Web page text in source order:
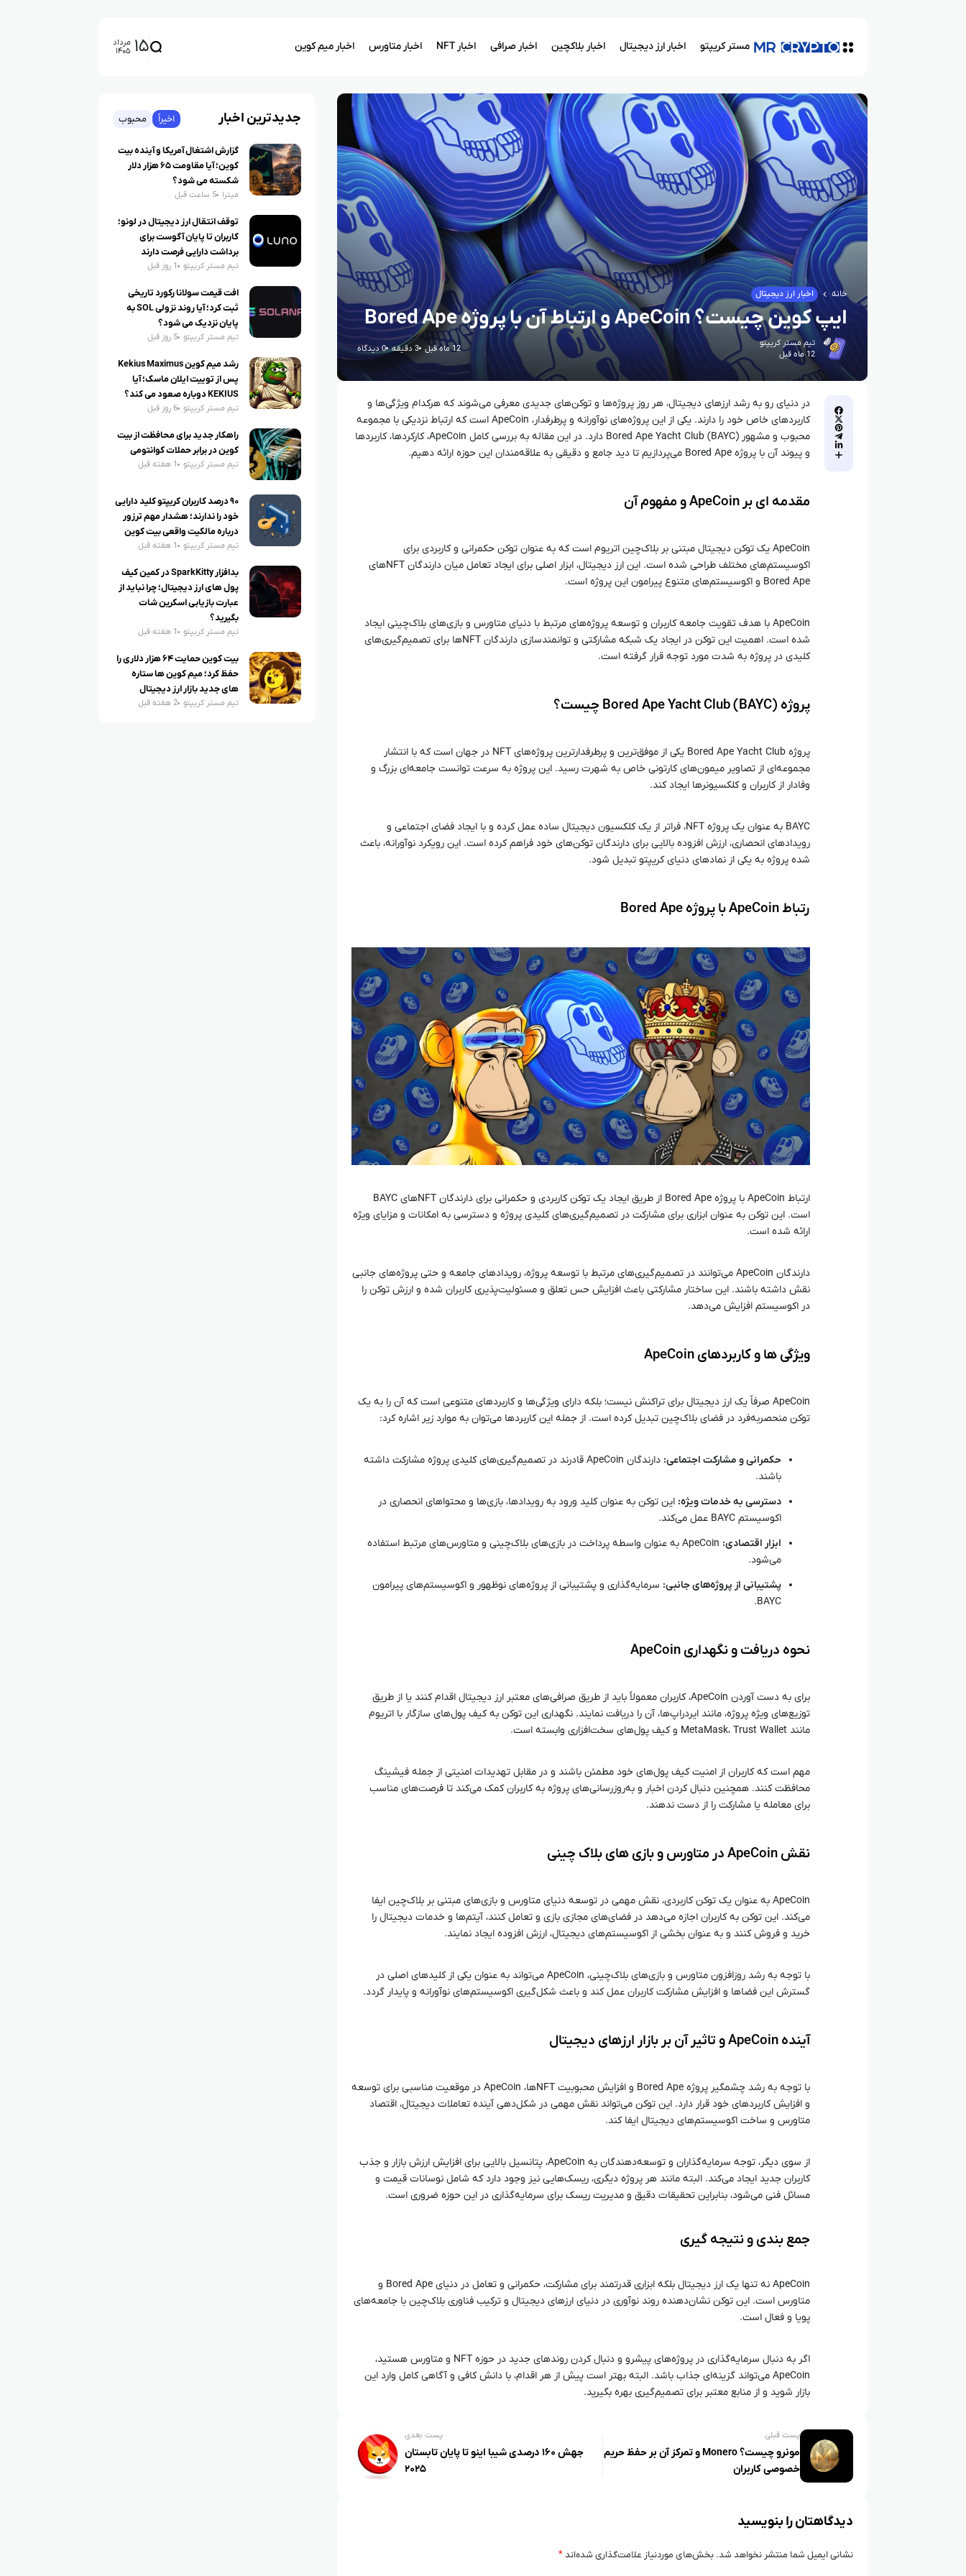
مستر کریپتو اخبار ارز دیجیتال اخبار بلاکچین اخبار صرافی اخبار NFT اخبار متاورس اخبار میم کوین ۱۵ مرداد
۱۴۰۵
خانه اخبار ارز دیجیتال
ایپ کوین چیست؟ ApeCoin و ارتباط آن با پروژه Bored Ape
تیم مستر کریپتو
12 ماه قبل
12 ماه قبل 3 دقیقه 0 دیدگاه
در دنیای رو به رشد ارزهای دیجیتال، هر روز پروژه‌ها و توکن‌های جدیدی معرفی می‌شوند که هرکدام ویژگی‌ها و
کاربردهای خاص خود را دارند. یکی از این پروژه‌های نوآورانه و پرطرفدار، ApeCoin است که ارتباط نزدیکی با مجموعه
محبوب و مشهور Bored Ape Yacht Club (BAYC) دارد. در این مقاله به بررسی کامل ApeCoin، کارکردها، کاربردها
و پیوند آن با پروژه Bored Ape می‌پردازیم تا دید جامع و دقیقی به علاقه‌مندان این حوزه ارائه دهیم.
مقدمه‌ ای بر ApeCoin و مفهوم آن
ApeCoin یک توکن دیجیتال مبتنی بر بلاک‌چین اتریوم است که به عنوان توکن حکمرانی و کاربردی برای
اکوسیستم‌های مختلف طراحی شده است. این ارز دیجیتال، ابزار اصلی برای ایجاد تعامل میان دارندگان NFTهای
Bored Ape و اکوسیستم‌های متنوع پیرامون این پروژه است.
ApeCoin با هدف تقویت جامعه کاربران و توسعه پروژه‌های مرتبط با دنیای متاورس و بازی‌های بلاک‌چینی ایجاد
شده است. اهمیت این توکن در ایجاد یک شبکه مشارکتی و توانمندسازی دارندگان NFTها برای تصمیم‌گیری‌های
کلیدی در پروژه به شدت مورد توجه قرار گرفته است.
پروژه Bored Ape Yacht Club (BAYC) چیست؟
پروژه Bored Ape Yacht Club یکی از موفق‌ترین و پرطرفدارترین پروژه‌های NFT در جهان است که با انتشار
مجموعه‌ای از تصاویر میمون‌های کارتونی خاص به شهرت رسید. این پروژه به سرعت توانست جامعه‌ای بزرگ و
وفادار از کاربران و کلکسیونرها ایجاد کند.
BAYC به عنوان یک پروژه NFT، فراتر از یک کلکسیون دیجیتال ساده عمل کرده و با ایجاد فضای اجتماعی و
رویدادهای انحصاری، ارزش افزوده بالایی برای دارندگان توکن‌های خود فراهم کرده است. این رویکرد نوآورانه، باعث
شده پروژه به یکی از نمادهای دنیای کریپتو تبدیل شود.
رتباط ApeCoin با پروژه Bored Ape
ارتباط ApeCoin با پروژه Bored Ape از طریق ایجاد یک توکن کاربردی و حکمرانی برای دارندگان NFTهای BAYC
است. این توکن به عنوان ابزاری برای مشارکت در تصمیم‌گیری‌های کلیدی پروژه و دسترسی به امکانات و مزایای ویژه
ارائه شده است.
دارندگان ApeCoin می‌توانند در تصمیم‌گیری‌های مرتبط با توسعه پروژه، رویدادهای جامعه و حتی پروژه‌های جانبی
نقش داشته باشند. این ساختار مشارکتی باعث افزایش حس تعلق و مسئولیت‌پذیری کاربران شده و ارزش توکن را
در اکوسیستم افزایش می‌دهد.
ویژگی‌ ها و کاربردهای ApeCoin
ApeCoin صرفاً یک ارز دیجیتال برای تراکنش نیست؛ بلکه دارای ویژگی‌ها و کاربردهای متنوعی است که آن را به یک
توکن منحصربه‌فرد در فضای بلاک‌چین تبدیل کرده است. از جمله این کاربردها می‌توان به موارد زیر اشاره کرد:
حکمرانی و مشارکت اجتماعی:
دارندگان ApeCoin قادرند در تصمیم‌گیری‌های کلیدی پروژه مشارکت داشته
باشند.
دسترسی به خدمات ویژه: این توکن به عنوان کلید ورود به رویدادها، بازی‌ها و محتواهای انحصاری در
اکوسیستم BAYC عمل می‌کند.
ابزار اقتصادی:
ApeCoin به عنوان واسطه پرداخت در بازی‌های بلاک‌چینی و متاورس‌های مرتبط استفاده
می‌شود.
پشتیبانی از پروژه‌های جانبی: سرمایه‌گذاری و پشتیبانی از پروژه‌های نوظهور و اکوسیستم‌های پیرامون
BAYC.
نحوه دریافت و نگهداری ApeCoin
برای به دست آوردن ApeCoin، کاربران معمولاً باید از طریق صرافی‌های معتبر ارز دیجیتال اقدام کنند یا از طریق
توزیع‌های ویژه پروژه، مانند ایردراپ‌ها، آن را دریافت نمایند. نگهداری این توکن به کیف پول‌های سازگار با اتریوم
مانند MetaMask، Trust Wallet و کیف پول‌های سخت‌افزاری وابسته است.
مهم است که کاربران از امنیت کیف پول‌های خود مطمئن باشند و در مقابل تهدیدات امنیتی از جمله فیشینگ
محافظت کنند. همچنین دنبال کردن اخبار و به‌روزرسانی‌های پروژه به کاربران کمک می‌کند تا فرصت‌های مناسب
برای معامله یا مشارکت را از دست ندهند.
نقش ApeCoin در متاورس و بازی‌ های بلاک‌ چینی
ApeCoin به عنوان یک توکن کاربردی، نقش مهمی در توسعه دنیای متاورس و بازی‌های مبتنی بر بلاک‌چین ایفا
می‌کند. این توکن به کاربران اجازه می‌دهد در فضای‌های مجازی بازی و تعامل کنند، آیتم‌ها و خدمات دیجیتال را
خرید و فروش کنند و به عنوان بخشی از اکوسیستم‌های دیجیتال، ارزش افزوده ایجاد نمایند.
با توجه به رشد روزافزون متاورس و بازی‌های بلاک‌چینی، ApeCoin می‌تواند به عنوان یکی از کلیدهای اصلی در
گسترش این فضاها و افزایش مشارکت کاربران عمل کند و باعث شکل‌گیری اکوسیستم‌های نوآورانه و پایدار گردد.
آینده ApeCoin و تاثیر آن بر بازار ارزهای دیجیتال
با توجه به رشد چشمگیر پروژه Bored Ape و افزایش محبوبیت NFTها، ApeCoin در موقعیت مناسبی برای توسعه
و افزایش کاربردهای خود قرار دارد. این توکن می‌تواند نقش مهمی در شکل‌دهی آینده تعاملات دیجیتال، اقتصاد
متاورس و ساخت اکوسیستم‌های دیجیتال ایفا کند.
از سوی دیگر، توجه سرمایه‌گذاران و توسعه‌دهندگان به ApeCoin، پتانسیل بالایی برای افزایش ارزش بازار و جذب
کاربران جدید ایجاد می‌کند. البته مانند هر پروژه دیگری، ریسک‌هایی نیز وجود دارد که شامل نوسانات قیمت و
مسائل فنی می‌شود، بنابراین تحقیقات دقیق و مدیریت ریسک برای سرمایه‌گذاری در این حوزه ضروری است.
جمع‌ بندی و نتیجه‌ گیری
ApeCoin نه تنها یک ارز دیجیتال بلکه ابزاری قدرتمند برای مشارکت، حکمرانی و تعامل در دنیای Bored Ape و
متاورس است. این توکن نشان‌دهنده روند نوآوری در دنیای ارزهای دیجیتال و ترکیب فناوری بلاک‌چین با جامعه‌های
پویا و فعال است.
اگر به دنبال سرمایه‌گذاری در پروژه‌های پیشرو و دنبال کردن روندهای جدید در حوزه NFT و متاورس هستید،
ApeCoin می‌تواند گزینه‌ای جذاب باشد. البته بهتر است پیش از هر اقدام، با دانش کافی و آگاهی کامل وارد این
بازار شوید و از منابع معتبر برای تصمیم‌گیری بهره بگیرید.
پست قبلی
مونرو چیست؟ Monero و تمرکز آن بر حفظ حریم
خصوصی کاربران
پست بعدی
جهش ۱۶۰ درصدی شیبا اینو تا پایان تابستان
۲۰۲۵
دیدگاهتان را بنویسید
نشانی ایمیل شما منتشر نخواهد شد. بخش‌های موردنیاز علامت‌گذاری شده‌اند*
جدیدترین اخبار اخیراً محبوب
گزارش اشتغال آمریکا و آینده بیت
کوین؛ آیا مقاومت ۶۵ هزار دلار
شکسته می شود؟
میترا 5 ساعت قبل
توقف انتقال ارز دیجیتال در لونو؛
کاربران تا پایان آگوست برای
برداشت دارایی فرصت دارند
تیم مستر کریپتو 1 روز قبل
افت قیمت سولانا رکورد تاریخی
ثبت کرد؛ آیا روند نزولی SOL به
پایان نزدیک می شود؟
تیم مستر کریپتو 5 روز قبل
رشد میم کوین Kekius Maximus
پس از توییت ایلان ماسک؛ آیا
KEKIUS دوباره صعود می کند؟
تیم مستر کریپتو 6 روز قبل
راهکار جدید برای محافظت از بیت
کوین در برابر حملات کوانتومی
تیم مستر کریپتو 1 هفته قبل
۹۰ درصد کاربران کریپتو کلید دارایی
خود را ندارند؛ هشدار مهم ترزور
درباره مالکیت واقعی بیت کوین
تیم مستر کریپتو 1 هفته قبل
بدافزار SparkKitty در کمین کیف
پول های ارز دیجیتال؛ چرا نباید از
عبارت بازیابی اسکرین شات
بگیرید؟
تیم مستر کریپتو 1 هفته قبل
بیت کوین حمایت ۶۴ هزار دلاری را
حفظ کرد؛ میم کوین ها ستاره
های جدید بازار ارز دیجیتال
تیم مستر کریپتو 2 هفته قبل